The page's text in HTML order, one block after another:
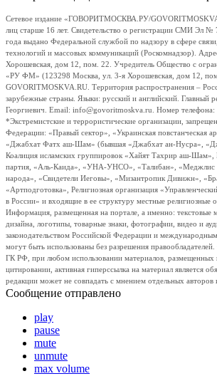
Сетевое издание «ГОВОРИТМОСКВА.РУ/
лиц старше 16 лет. Свидетельство о регистрации СМИ Эл №
года выдано Федеральной службой по надзору в сфере
технологий и массовых коммуникаций (Роскомнадзор).
Хорошевская, дом 12, пом. 22. Учредитель Общество с
«РУ ФМ» (123298 Москва, ул. 3-я Хорошевская, дом 12,
GOVORITMOSKVA.RU. Территория распространения –
зарубежные страны. Языки: русский и английский. Главный
Георгиевич. Email: info@govoritmoskva.ru. Номер
*Экстремистские и террористические организации,
Федерации: «Правый сектор», «Украинская повстанческая
«Джабхат Фатх аш-Шам» (бывшая «Джабхат ан-Нусра»,
Коалиция исламских группировок «Хайят Тахрир аш-Шам»,
партия, «Аль-Каида», «УНА-УНСО», «Талибан», «Меджлис
народа», «Свидетели Иеговы», «Мизантропик Дивижн»,
«Артподготовка», Религиозная организация
в России» и входящие в ее структуру местные религиозные
Информация, размещенная на портале, а именно: текстовые
дизайна, логотипы, товарные знаки, фотографии, видео и
законодательством Российской Федерации и
могут быть использованы без разрешения
ГК РФ, при любом использовании материалов, размещенных
цитировании, активная гиперссылка на материал является
редакции может не совпадать с мнением отдельных авторов
Сообщение отправлено
play
pause
mute
unmute
max volume